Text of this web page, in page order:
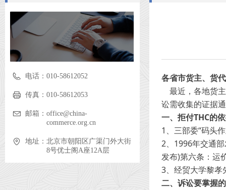
电话： 010-58612052
传真： 010-58612053
邮箱： office@china-
commerce.org.cn
地址： 北京市朝阳区广渠门外大街
8号优士阁A座12A层
各省市货主、货
最近，各地货
讼需收集的证据
一、拒付THC的
1、三部委“码头
2、1996年交通部
发布)第六条：运
3、经贸大学黎孝
二、诉讼要掌握